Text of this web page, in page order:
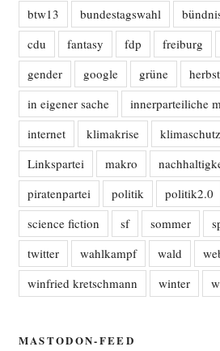
btw13
bundestagswahl
cdu
fantasy fdp freiburg
gender
google grüne herbst
in eigener sache
innerparteiliche
internet
klimakrise klimaschutz
Linkspartei
makro
piratenpartei
politik politik2.0
science fiction
sf sommer
twitter
wahlkampf wald
winfried kretschmann
winter
MASTODON-FEED